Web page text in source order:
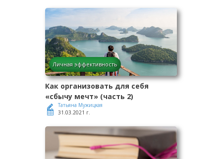
Личная эффективность
Как организовать для себя
«сбычу мечт» (часть 2)
Татьяна Мужицкая
31.03.2021 г.